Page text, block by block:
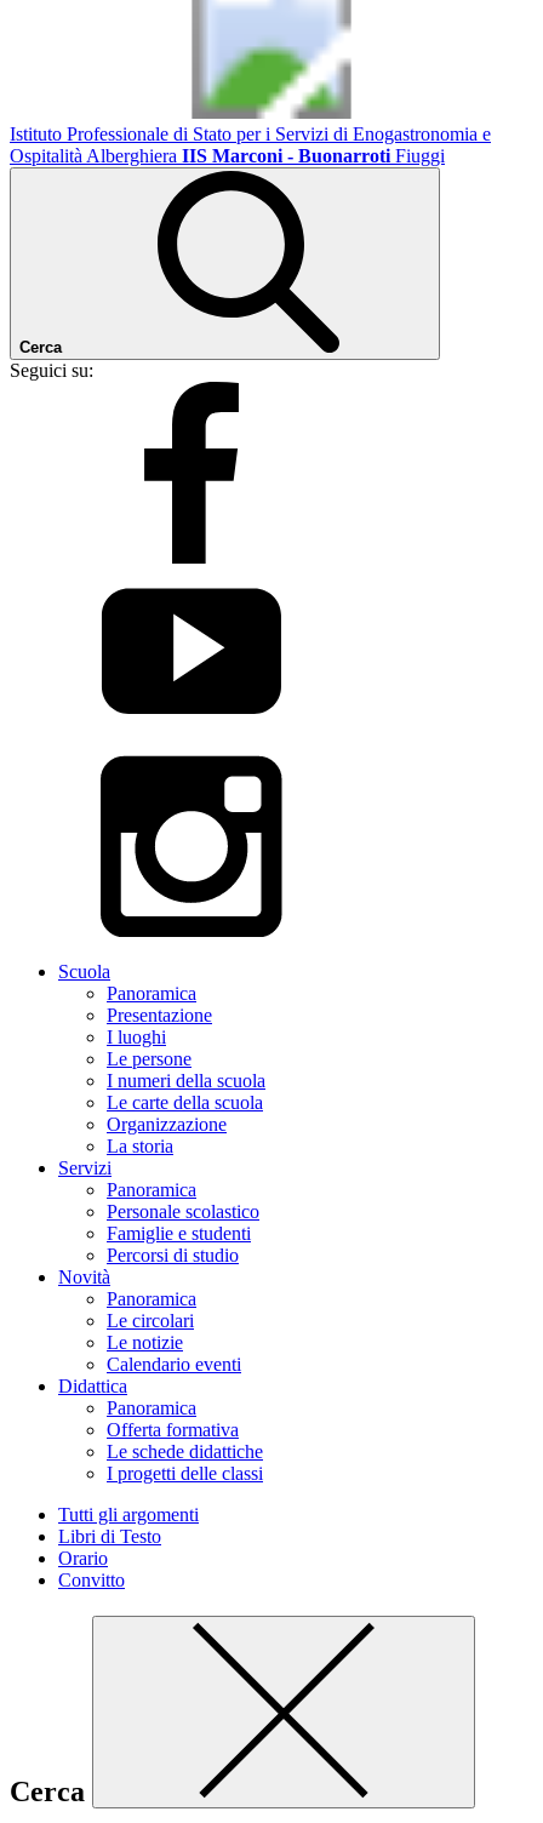
Istituto Professionale di Stato per i Servizi di Enogastronomia e
Ospitalità Alberghiera IIS Marconi - Buonarroti Fiuggi
Cerca
Seguici su:
Scuola
Panoramica
Presentazione
I luoghi
Le persone
I numeri della scuola
Le carte della scuola
Organizzazione
La storia
Servizi
Panoramica
Personale scolastico
Famiglie e studenti
Percorsi di studio
Novità
Panoramica
Le circolari
Le notizie
Calendario eventi
Didattica
Panoramica
Offerta formativa
Le schede didattiche
I progetti delle classi
Tutti gli argomenti
Libri di Testo
Orario
Convitto
Cerca